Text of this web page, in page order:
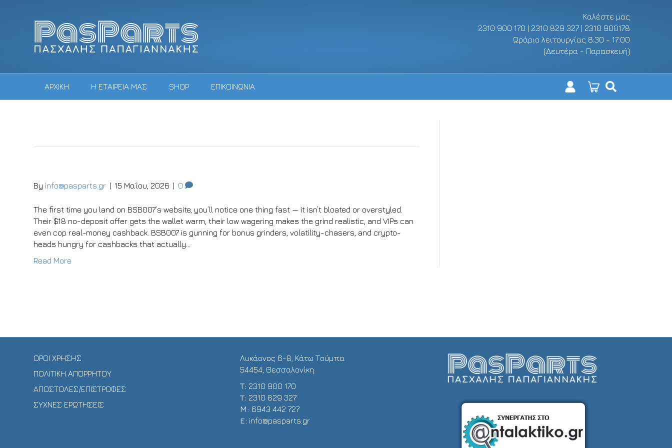
Καλέστε μας
2310 900 170 | 2310 829 327 | 2310 900178
Ωράριο λειτουργίας 8:30 - 17:00
(Δευτέρα - Παρασκευή)
ΑΡΧΙΚΗ Η ΕΤΑΙΡΕΙΑ ΜΑΣ SHOP ΕΠΙΚΟΙΝΩΝΙΑ
By info@pasparts.gr | 15 Μαΐου, 2026 | 0
The first time you land on BSB007’s website, you’ll notice one thing fast — it isn’t bloated or overstyled.
Their $18 no-deposit offer gets the wallet warm, their low wagering makes the grind realistic, and VIPs can
even cop real-money cashback. BSB007 is gunning for bonus grinders, volatility-chasers, and crypto-
heads hungry for cashbacks that actually…
Read More
ΟΡΟΙ ΧΡΗΣΗΣ
ΠΟΛΙΤΙΚΗ ΑΠΟΡΡΗΤΟΥ
ΑΠΟΣΤΟΛΕΣ/ΕΠΙΣΤΡΟΦΕΣ
ΣΥΧΝΕΣ ΕΡΩΤΗΣΕΙΣ
Λυκάονος 6-8, Κάτω Τούμπα
54454, Θεσσαλονίκη
Τ: 2310 900 170
T: 2310 829 327
Μ: 6943 442 727
E: info@pasparts.gr